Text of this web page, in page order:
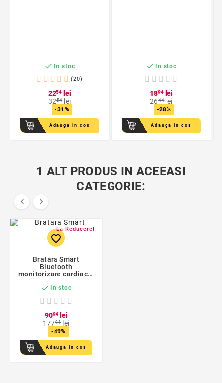
 In stoc
(20)
2254lei
3254lei
-31%
Adauga in cos
 In stoc
1894lei
2644lei
-28%
Adauga in cos
1 ALT PRODUS IN ACEEASI
CATEGORIE:
 
La Reducere!
favorite_border
Bratara Smart
Bluetooth
monitorizare cardiaca,
notificari, SoVogue
 In stoc
9094lei
17794lei
-49%
Adauga in cos